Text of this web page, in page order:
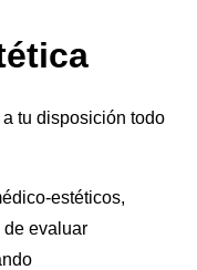
tu disposición todo
estéticos,
de evaluar